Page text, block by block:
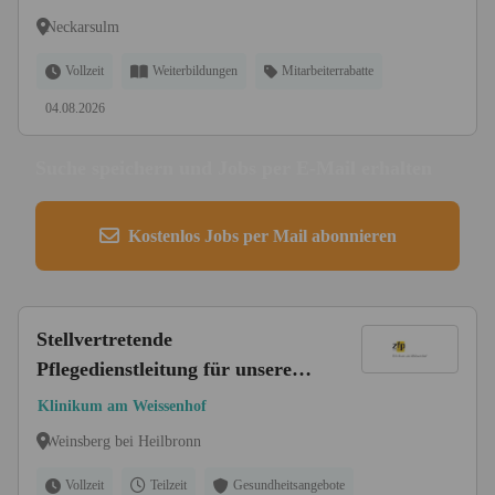
Neckarsulm
Vollzeit Weiterbildungen Mitarbeiterrabatte
04.08.2026
Kostenlos Jobs per Mail abonnieren
Stellvertretende
Pflegedienstleitung für unsere
Klinik für Kinder- und
Jugendpsychiatrie und
Klinikum am Weissenhof
Weinsberg bei Heilbronn
Vollzeit Teilzeit Gesundheitsangebote